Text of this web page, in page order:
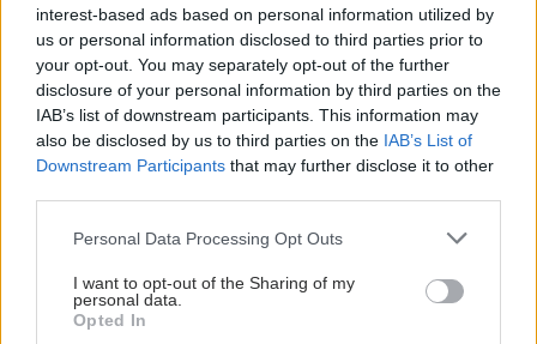
interest-based ads based on personal information utilized by
us or personal information disclosed to third parties prior to
your opt-out. You may separately opt-out of the further
disclosure of your personal information by third parties on the
IAB’s list of downstream participants. This information may
also be disclosed by us to third parties on the IAB’s List of
Downstream Participants that may further disclose it to other
Please note that this website/app uses one or more Google
not limited to your visit or usage behaviour. You may click to
grant or deny consent to Google and its third-party tags to
use your data for below specified purposes in below Google
Personal Data Processing Opt Outs
I want to opt-out of the Sharing of my
personal data.
Opted In